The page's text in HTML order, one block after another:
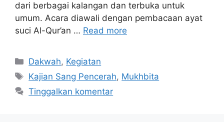
dari berbagai kalangan dan terbuka untuk
umum. Acara diawali dengan pembacaan ayat
suci Al-Qur’an … Read more
Kategori
Dakwah, Kegiatan
Tag
Kajian Sang Pencerah, Mukhbita
Tinggalkan komentar